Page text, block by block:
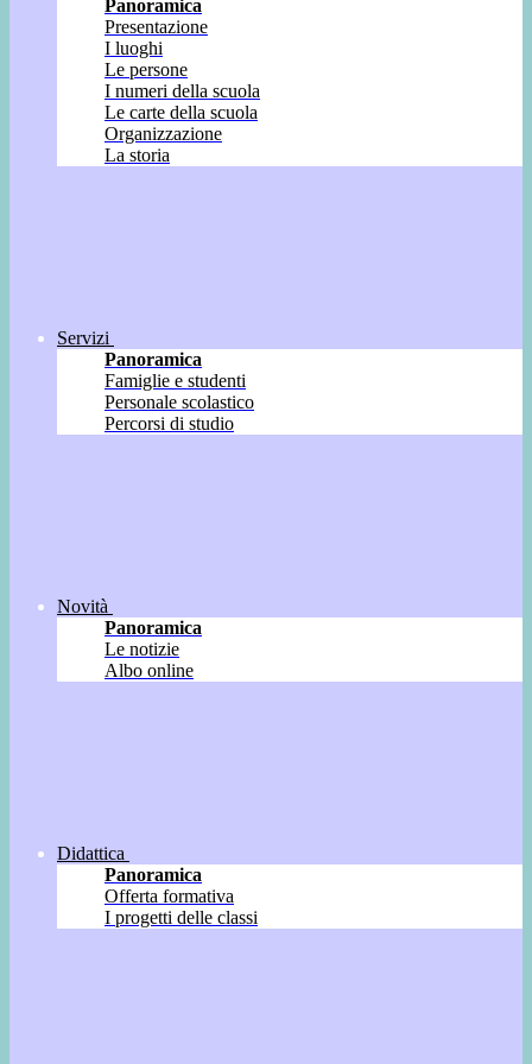
Panoramica
Presentazione
I luoghi
Le persone
I numeri della scuola
Le carte della scuola
Organizzazione
La storia
Servizi
Panoramica
Famiglie e studenti
Personale scolastico
Percorsi di studio
Novità
Panoramica
Le notizie
Albo online
Didattica
Panoramica
Offerta formativa
I progetti delle classi